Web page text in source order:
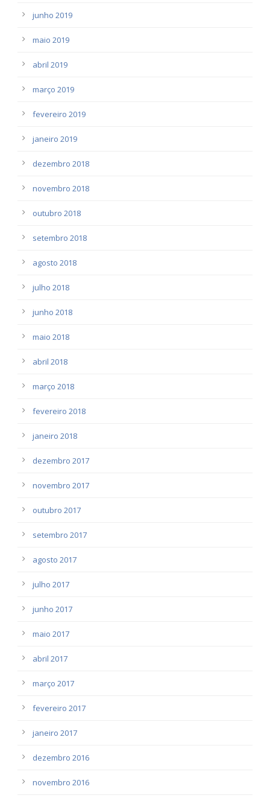
junho 2019
maio 2019
abril 2019
março 2019
fevereiro 2019
janeiro 2019
dezembro 2018
novembro 2018
outubro 2018
setembro 2018
agosto 2018
julho 2018
junho 2018
maio 2018
abril 2018
março 2018
fevereiro 2018
janeiro 2018
dezembro 2017
novembro 2017
outubro 2017
setembro 2017
agosto 2017
julho 2017
junho 2017
maio 2017
abril 2017
março 2017
fevereiro 2017
janeiro 2017
dezembro 2016
novembro 2016